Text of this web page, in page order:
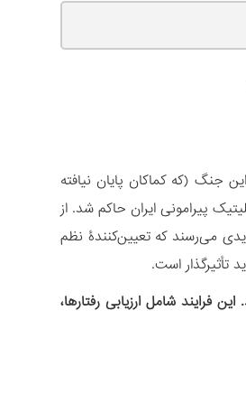
جنگ (که کماکان پایان نیافته
پیرامونی ایران حاکم شد. از
پایداری جدیدی می‌رسند که تعیین‌کنندۀ نظم
است.
شامل ارزیابی رفتارها،